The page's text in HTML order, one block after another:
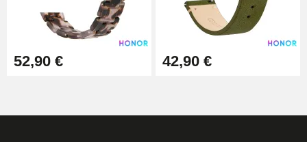
52,90 € 42,90 €